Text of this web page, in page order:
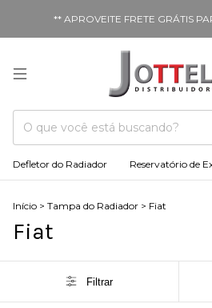
** APROVEITE FRETE GRÁTIS
Defletor do Radiador Reservatório de
Início > Tampa do Radiador > Fiat
Fiat
Filtrar